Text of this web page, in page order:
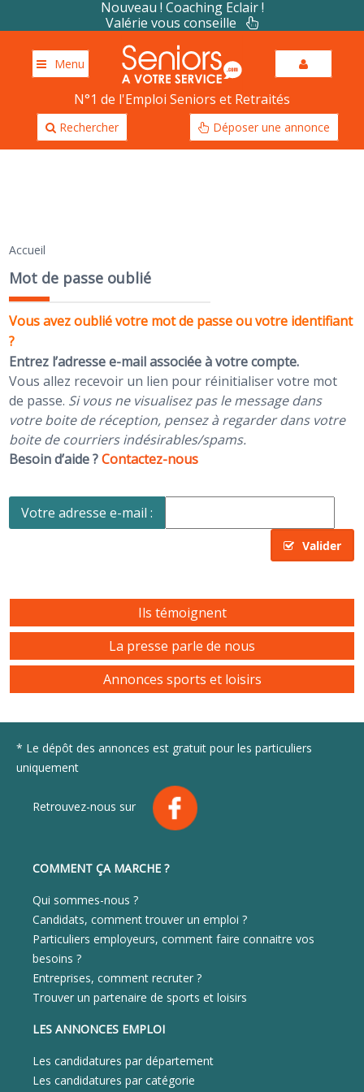
Nouveau ! Coaching Eclair !
Valérie vous conseille
Menu
N°1 de l'Emploi Seniors et Retraités
Rechercher Déposer une annonce
Accueil
Mot de passe oublié
Vous avez oublié votre mot de passe ou votre identifiant
?
Entrez l’adresse e-mail associée à votre compte.
Vous allez recevoir un lien pour réinitialiser votre mot
de passe. Si vous ne visualisez pas le message dans
votre boite de réception, pensez à regarder dans votre
boite de courriers indésirables/spams.
Besoin d’aide ?Contactez-nous
Votre adresse e-mail :
Valider
Ils témoignent
La presse parle de nous
Annonces sports et loisirs
* Le dépôt des annonces est gratuit pour les particuliers
uniquement
Retrouvez-nous sur
COMMENT ÇA MARCHE ?
Qui sommes-nous ?
Candidats, comment trouver un emploi ?
Particuliers employeurs, comment faire connaitre vos
besoins ?
Entreprises, comment recruter ?
Trouver un partenaire de sports et loisirs
LES ANNONCES EMPLOI
Les candidatures par département
Les candidatures par catégorie